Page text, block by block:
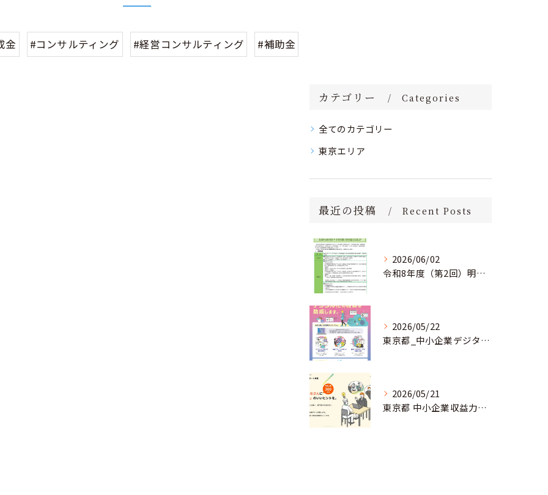
金 #コンサルティング #経営コンサルティング #補助金
カテゴリー Categories
全てのカテゴリー
東京エリア
最近の投稿 Recent Posts
2026/06/02
令和8年度（第2回）明日にチャレンジ中小企業基盤強化事業助成金のお知らせ
2026/05/22
東京都_中小企業デジタル導入促進補助事業のお知らせ
2026/05/21
東京都 中小企業収益力強化サポート事業